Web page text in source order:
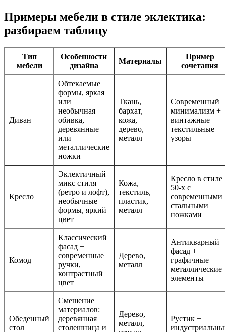
Примеры мебели в стиле эклектика:
разбираем таблицу
Тип
мебели
Особенности
дизайна
Материалы
Пример
сочетания
Диван
Обтекаемые
формы, яркая
или
необычная
обивка,
деревянные
или
металлические
ножки
Ткань,
бархат,
кожа,
дерево,
металл
Современный
минимализм +
винтажные
текстильные
узоры
Кресло
Эклектичный
микс стиля
(ретро и лофт),
необычные
формы, яркий
цвет
Кожа,
текстиль,
пластик,
металл
Кресло в стиле
50-х с
современными
стальными
ножками
Комод
Классический
фасад +
современные
ручки,
контрастный
цвет
Дерево,
металл
Антикварный
фасад +
графичные
металлические
элементы
Обеденный
стол
Смешение
материалов:
деревянная
столешница и
Дерево,
металл,
Рустик +